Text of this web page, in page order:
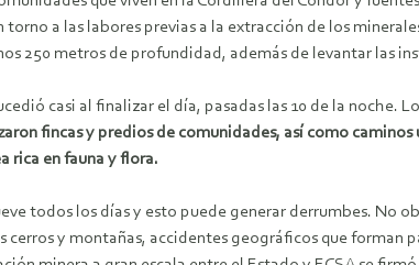
torno a las labores previas a la extracción de los
250 metros de profundidad, además de levantar las
casi al finalizar el día, pasadas las 10 de la noche.
fincas y predios de comunidades, así como
rica en fauna y flora.
todos los días y esto puede generar derrumbes. No
cerros y montañas, accidentes geográficos que forman